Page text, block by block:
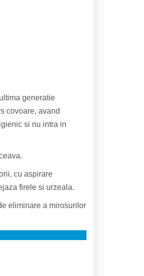
generatie
covoare, avand
si nu intra in
cu aspirare
firele si urzeala.
eliminare a mirosurilor